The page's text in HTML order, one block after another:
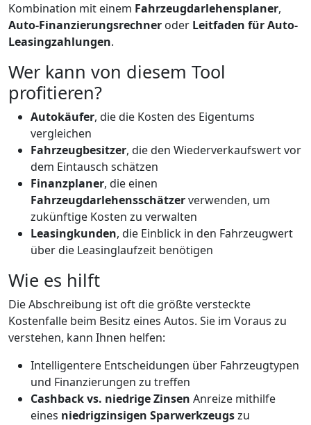
Kombination mit einem Fahrzeugdarlehensplaner,
Auto-Finanzierungsrechner oder Leitfaden für Auto-
Leasingzahlungen.
Wer kann von diesem Tool
profitieren?
Autokäufer, die die Kosten des Eigentums
vergleichen
Fahrzeugbesitzer, die den Wiederverkaufswert vor
dem Eintausch schätzen
Finanzplaner, die einen
Fahrzeugdarlehensschätzerverwenden, um
zukünftige Kosten zu verwalten
Leasingkunden, die Einblick in den Fahrzeugwert
über die Leasinglaufzeit benötigen
Wie es hilft
Die Abschreibung ist oft die größte versteckte
Kostenfalle beim Besitz eines Autos. Sie im Voraus zu
verstehen, kann Ihnen helfen:
Intelligentere Entscheidungen über Fahrzeugtypen
und Finanzierungen zu treffen
Cashback vs. niedrige Zinsen Anreize mithilfe
eines niedrigzinsigen Sparwerkzeugszu